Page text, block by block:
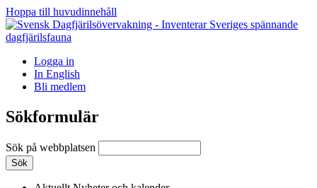
Hoppa till huvudinnehåll
Logga in
In English
Bli medlem
Sökformulär
Sök på webbplatsen